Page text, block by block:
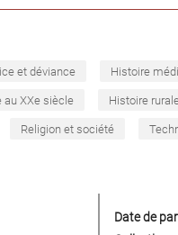
et déviance Histoire
au XXe siècle Histoire
Religion et société
Date de